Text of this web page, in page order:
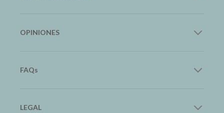
OPINIONES
FAQs
LEGAL